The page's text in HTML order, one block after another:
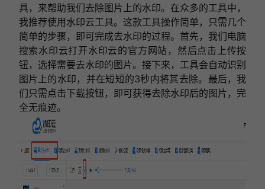
具，来帮助我们去除图片上的水印。在众多的工具中，
我推荐使用水印云工具。这款工具操作简单，只需几个
简单的步骤，即可完成去水印的过程。首先，我们电脑
搜索水印云打开水印云的官方网站，然后点击上传按
钮，选择需要去水印的图片。接下来，工具会自动识别
图片上的水印，并在短短的3秒内将其去除。最后，我
们只需点击下载按钮，即可获得去除水印后的图片，完
全无痕迹。